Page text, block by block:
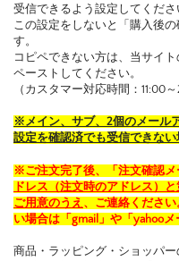
受信できるよう設定してくださ
この設定をしないと「購入後
す。
コピペできない方は、当サイ
ペーストしてください。
（カスタマー対応時間：11:00～
※メイン、サブ、2個のメール
設定を確認済でも受信できない
※ご注文完了後、「注文確認メ
ドレス（注文時のアドレス）
ご用意のうえ 、ご連絡くださ
い場合は「gmail」や「yahoo
商品・ラッピング・ショッパー